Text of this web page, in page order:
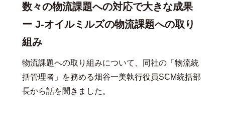
数々の物流課題への対応で大きな成果
ー J-オイルミルズの物流課題への取り
組み
物流課題への取り組みについて、同社の「物流統
括管理者」を務める畑谷一美執行役員SCM統括部
長から話を聞きました。